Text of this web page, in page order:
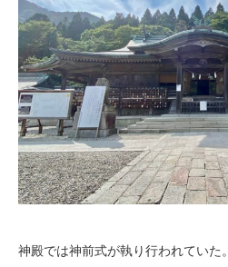
神殿では神前式が執り行われていた。